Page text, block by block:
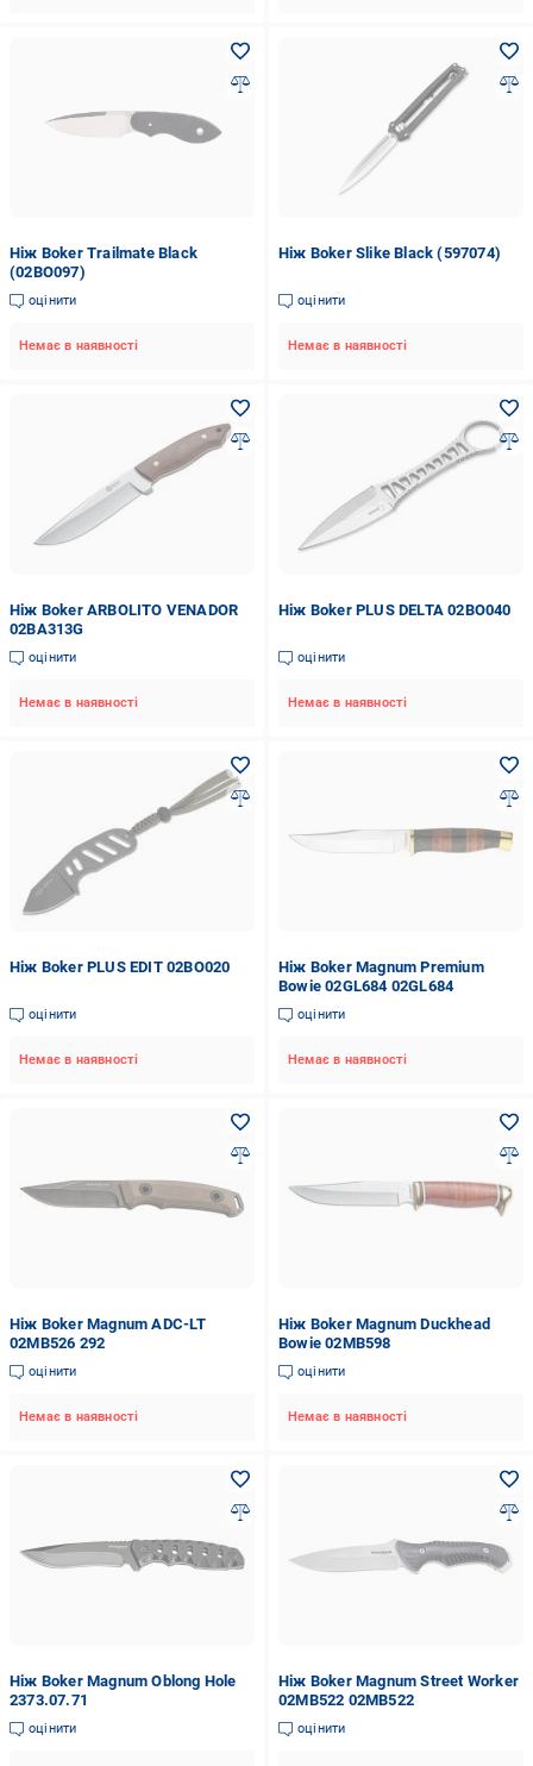
Ніж Boker Trailmate Black
(02BO097)
оцінити
Немає в наявності
Ніж Boker Slike Black (597074)
оцінити
Немає в наявності
Ніж Boker ARBOLITO VENADOR
02BA313G
оцінити
Немає в наявності
Ніж Boker PLUS DELTA 02BO040
оцінити
Немає в наявності
Ніж Boker PLUS EDIT 02BO020
оцінити
Немає в наявності
Ніж Boker Magnum Premium
Bowie 02GL684 02GL684
оцінити
Немає в наявності
Ніж Boker Magnum ADC-LT
02MB526 292
оцінити
Немає в наявності
Ніж Boker Magnum Duckhead
Bowie 02MB598
оцінити
Немає в наявності
Ніж Boker Magnum Oblong Hole
2373.07.71
оцінити
Ніж Boker Magnum Street Worker
02MB522 02MB522
оцінити